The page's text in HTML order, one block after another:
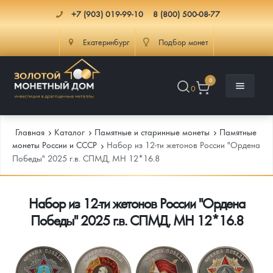
+7 (903) 019-99-10 8 (800) 500-08-77
Екатеринбург Подбор монет
0
0
Каталог
Каталог Монет
Инвестиционные монеты
Монеты Россия и СССР
Памятные и старинные монеты
Инфо
Как сделать заказ
Подлинность монет
Услуги
Главная Каталог Памятные и старинные монеты
Памятные
монеты России и СССР
Набор из 12-ти жетонов России "Ордена
Победы" 2025 г.в. СПМД, МН 12*16.8
Набор из 12-ти жетонов России "Ордена
Победы" 2025 г.в. СПМД, МН 12*16.8